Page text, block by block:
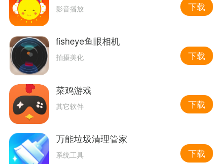
影音播放 下载
fisheye鱼眼相机
拍摄美化 下载
菜鸡游戏
其它软件 下载
万能垃圾清理管家
系统工具 下载